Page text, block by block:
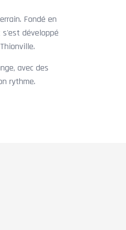
Fondé en
s'est développé
avec des
rythme.